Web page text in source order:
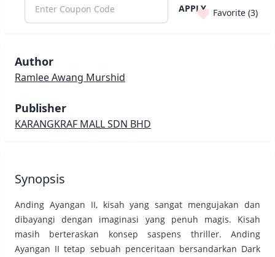
APPLY Favorite (3)
Author
Ramlee Awang Murshid
Publisher
KARANGKRAF MALL SDN BHD
Synopsis
Anding Ayangan II, kisah yang sangat mengujakan dan
dibayangi dengan imaginasi yang penuh magis. Kisah
masih berteraskan konsep saspens thriller. Anding
Ayangan II tetap sebuah penceritaan bersandarkan Dark